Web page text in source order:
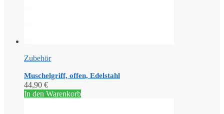
Zubehör
Muschelgriff, offen, Edelstahl
44,90 €
In den Warenkorb